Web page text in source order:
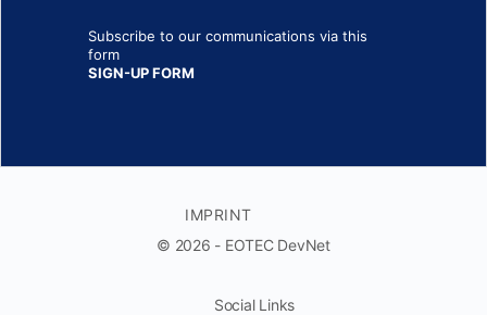
Subscribe to our communications via this
form
SIGN-UP FORM
IMPRINT
© 2026 - EOTEC DevNet
Social Links